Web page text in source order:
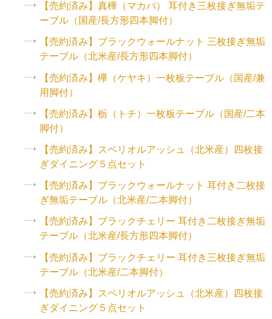
【売約済み】真樺（マカバ） 耳付き三枚接ぎ無垢テ
ーブル（国産/長方形四本脚付）
【売約済み】ブラックウォールナット 三枚接ぎ無垢
テーブル（北米産/長方形四本脚付）
【売約済み】欅（ケヤキ）一枚板テーブル（国産/兼
用脚付）
【売約済み】栃（トチ）一枚板テーブル（国産/二本
脚付）
【売約済み】スペリオルアッシュ（北米産）四枚接
ぎダイニング５点セット
【売約済み】ブラックウォールナット 耳付き二枚接
ぎ無垢テーブル（北米産/二本脚付）
【売約済み】ブラックチェリー 耳付き二枚接ぎ無垢
テーブル（北米産/長方形四本脚付）
【売約済み】ブラックチェリー 耳付き三枚接ぎ無垢
テーブル（北米産/二本脚付）
【売約済み】スペリオルアッシュ（北米産）四枚接
ぎダイニング５点セット